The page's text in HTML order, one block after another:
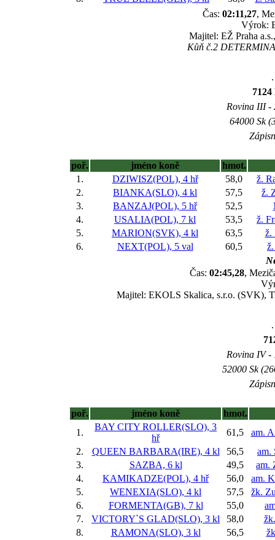
Čas: 02:11,27,
Výrok:
Majitel: EŽ Praha
Kůň č.2
Rovina III -
64000 Sk
poř. jméno koně
hmot.
1.
DZIWISZ(POL), 4 hř 58,0
ž.
2.
BIANKA(SLO), 4 kl 57,5
ž.
3.
BANZAJ(POL), 5 hř 52,5
4.
USALIA(POL), 7 kl 53,5
ž.
5.
MARION(SVK), 4 kl 63,5
ž.
6.
NEXT(POL), 5 val 60,5
Čas: 02:45,28,
Majitel: EKOLS Skalica, s.r.o. (SVK),
Rovina IV -
52000 Sk
poř. jméno koně
hmot.
1.
BAY CITY ROLLER(SLO), 3
hř
61,5
am.
2.
QUEEN BARBARA(IRE), 4 kl 56,5
am.
3.
SAZBA, 6 kl 49,5
am.
4.
KAMIKADZE(POL), 4 hř 56,0
am.
5.
WENEXIA(SLO), 4 kl 57,5
žk.
6.
FORMENTA(GB), 7 kl 55,0
7.
VICTORY`S GLAD(SLO), 3 kl 58,0
8.
RAMONA(SLO), 3 kl 56,5